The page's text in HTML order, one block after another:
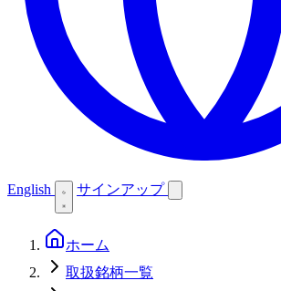
English サインアップ
ホーム
取扱銘柄一覧